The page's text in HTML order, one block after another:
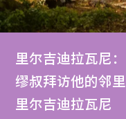
里尔吉迪拉瓦尼：
缪叔拜访他的邻里
里尔吉迪拉瓦尼